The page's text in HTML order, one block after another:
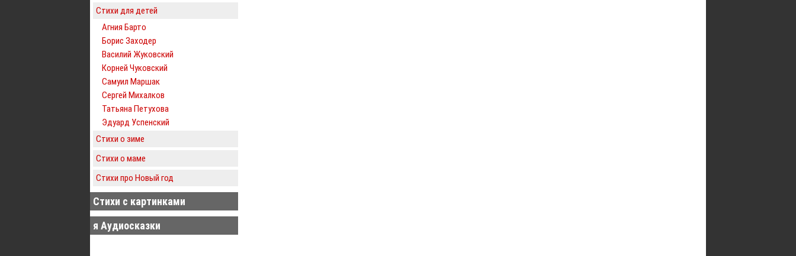
Стихи для детей
Агния Барто
Борис Заходер
Василий Жуковский
Корней Чуковский
Самуил Маршак
Сергей Михалков
Татьяна Петухова
Эдуард Успенский
Стихи о зиме
Стихи о маме
Стихи про Новый год
Стихи с картинками
я Аудиосказки